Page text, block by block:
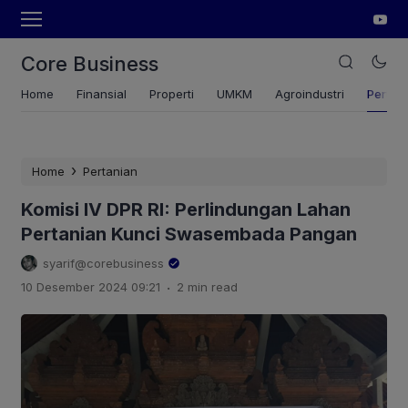
Core Business
Home Finansial Properti UMKM Agroindustri
Home › Pertanian
Komisi IV DPR RI: Perlindungan Lahan
Pertanian Kunci Swasembada Pangan
syarif@corebusiness
10 Desember 2024 09:21 . 2 min read